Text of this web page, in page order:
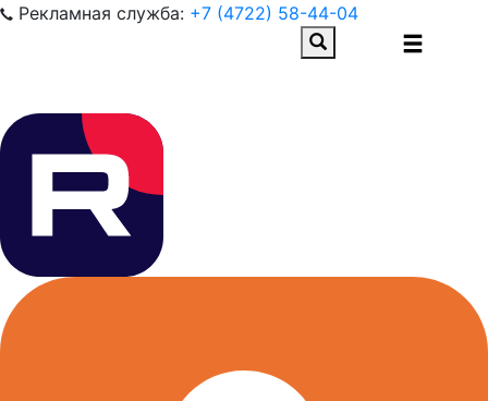
Рекламная служба: +7 (4722) 58-44-04